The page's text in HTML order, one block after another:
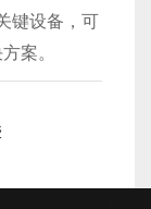
键设备，可
案。